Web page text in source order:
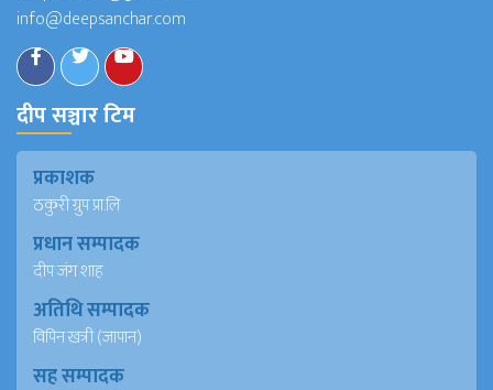
info@deepsanchar.com
दीप सञ्चार टिम
प्रकाशक
ठकुरी ग्रुप प्रा.लि
प्रधान सम्पादक
दीप जंग शाह
अतिथि सम्पादक
विपिन खत्री (जापान)
सह सम्पादक